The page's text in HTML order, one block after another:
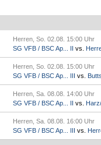
Herren, So. 02.08. 15:00 Uhr
SG VFB / BSC Ap... II vs.
Herren, So. 02.08. 15:00 Uhr
SG VFB / BSC Ap... III vs.
Herren, Sa. 08.08. 14:00 Uhr
SG VFB / BSC Ap... II vs.
Herren, Sa. 08.08. 16:00 Uhr
SG VFB / BSC Ap... III vs.